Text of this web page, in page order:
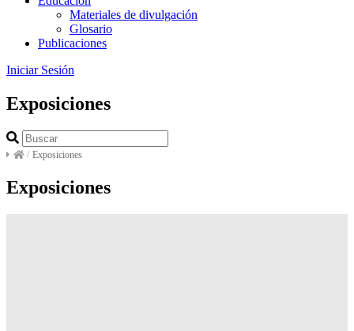
Materiales de divulgación
Glosario
Publicaciones
Iniciar Sesión
Exposiciones
/ Exposiciones
Exposiciones